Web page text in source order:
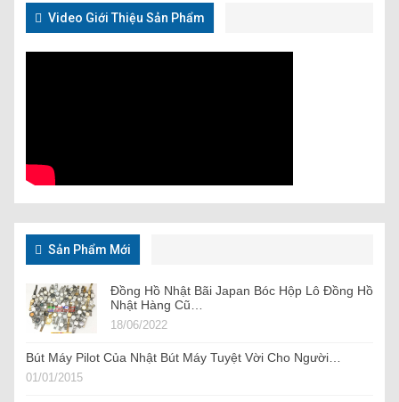
Video Giới Thiệu Sản Phẩm
Sản Phẩm Mới
Đồng Hồ Nhật Bãi Japan Bóc Hộp Lô Đồng Hồ
Nhật Hàng Cũ…
18/06/2022
Bút Máy Pilot Của Nhật Bút Máy Tuyệt Vời Cho Người…
01/01/2015